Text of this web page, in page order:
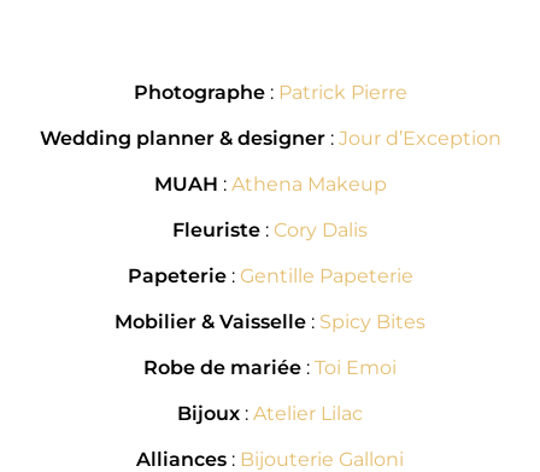
Photographe : Patrick Pierre
Wedding planner & designer: Jour d’Exception
MUAH : Athena Makeup
Fleuriste : Cory Dalis
Papeterie: Gentille Papeterie
Mobilier & Vaisselle : Spicy Bites
Robe de mariée : Toi Emoi
Bijoux : Atelier Lilac
Alliances : Bijouterie Galloni